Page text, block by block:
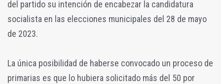
del partido su intención de encabezar la candidatura
socialista en las elecciones municipales del 28 de mayo
de 2023.
La única posibilidad de haberse convocado un proceso de
primarias es que lo hubiera solicitado más del 50 por